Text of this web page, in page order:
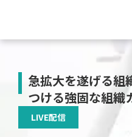
急拡大を遂げる組
つける強固な組織
LIVE配信